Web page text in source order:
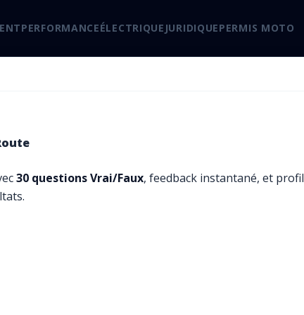
PERFORMANCEÉLECTRIQUE JURIDIQUEPERMIS MOTO
30 questions Vrai/Faux, feedback instantané, et profil